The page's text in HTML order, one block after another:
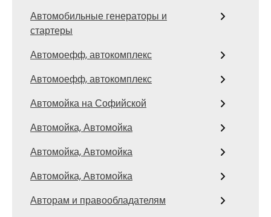
Автомобильные генераторы и
стартеры
Автомоефф, автокомплекс
Автомоефф, автокомплекс
Автомойка на Софийской
Автомойка, Автомойка
Автомойка, Автомойка
Автомойка, Автомойка
Авторам и правообладателям